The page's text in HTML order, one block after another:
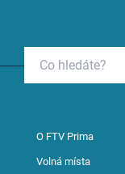
O FTV Prima
Volná místa